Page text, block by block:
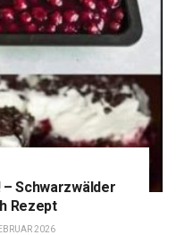
Schwarzwälder
Rezept
2026